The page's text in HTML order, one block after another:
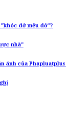
dở mếu dở"?
nhà"
ánh của